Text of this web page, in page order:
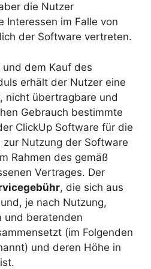
die Nutzer
Interessen im Falle von
der Software vertreten.
dem Kauf des
erhält der Nutzer eine
nicht übertragbare und
Gebrauch bestimmte
ClickUp Software für die
zur Nutzung der Software
Rahmen des gemäß
Vertrages. Der
, die sich aus
und, je nach Nutzung,
und beratenden
(im Folgenden
und deren Höhe in